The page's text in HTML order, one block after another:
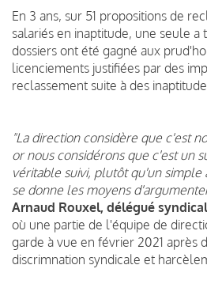
En 3 ans, sur 51 propositions de
salariés en inaptitude, une seule a
dossiers ont été gagné aux
licenciements justifiées par des
reclassement suite à des
"La direction considère que c'est
or nous considérons que c'est un
véritable suivi, plutôt qu'un simple
se donne les moyens
Arnaud Rouxel, délégué
où une partie de l'équipe de
garde à vue en février 2021 après
discrimnation syndicale et